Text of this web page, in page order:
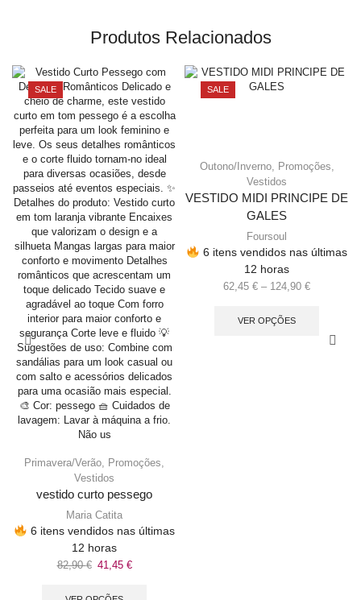
Produtos Relacionados
SALE
Primavera/Verão, Promoções,
Vestidos
vestido curto pessego
Maria Catita
6 itens vendidos nas últimas
12 horas
82,90€ 41,45 €
SALE
Outono/Inverno, Promoções,
Vestidos
VESTIDO MIDI PRINCIPE DE
GALES
Foursoul
6 itens vendidos nas últimas
12 horas
62,45 € – 124,90 €
VER OPÇÕES